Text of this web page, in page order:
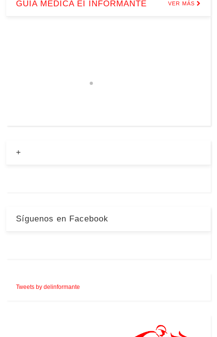
GUIA MEDICA EI INFORMANTE VER MÁS
+
Síguenos en Facebook
Tweets by delinformante